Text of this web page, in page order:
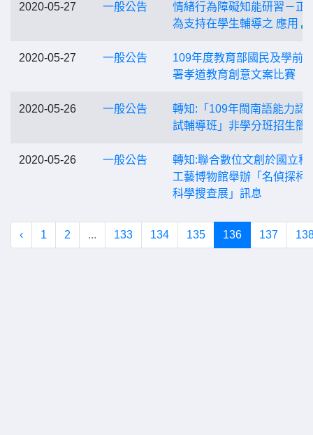
2020-05-27 一般公告
情緒行為障礙知能研習－正
為支持在學生輔導之 應用
2020-05-27 一般公告
109年度教育部國民及學前
署孝道教育創意文案比賽
2020-05-26 一般公告
轉知:「109年閩南語能力認
試輔導班」非學分班招生簡
2020-05-26 一般公告
轉知:聯合數位文創於國立科
工藝博物館舉辦「名偵探柯
科學搜查展」訊息
‹ 1 2 ... 133 134 135 136 137